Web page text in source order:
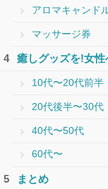
アロマキャンド
マッサージ券
癒しグッズを!女
10代〜20代前半
20代後半〜30代
40代〜50代
60代〜
まとめ